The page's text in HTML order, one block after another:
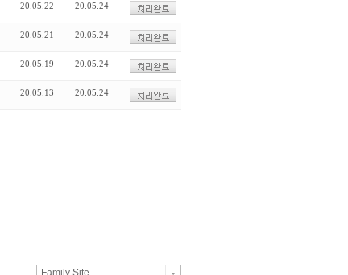
20.05.22 20.05.24
20.05.21 20.05.24
20.05.19 20.05.24
20.05.13 20.05.24
Family Site